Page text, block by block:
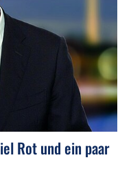
Rot und ein paar